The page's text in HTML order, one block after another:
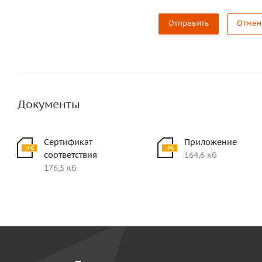
Отправить
Документы
Сертификат
соответствия
176,5 кб
Приложение
164,6 кб